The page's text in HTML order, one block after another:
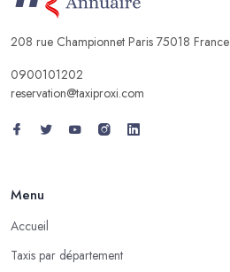
208 rue Championnet Paris 75018 France
0900101202
reservation@taxiproxi.com
Menu
Accueil
Taxis par département